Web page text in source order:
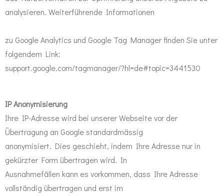
analysieren. Weiterführende Informationen
zu Google Analytics und Google Tag Manager finden Sie unter
folgendem Link:
support.google.com/tagmanager/?hl=de#topic=3441530
IP Anonymisierung
Ihre IP-Adresse wird bei unserer Webseite vor der
Übertragung an Google standardmässig
anonymisiert. Dies geschieht, indem Ihre Adresse nur in
gekürzter Form übertragen wird. In
Ausnahmefällen kann es vorkommen, dass Ihre Adresse
vollständig übertragen und erst im